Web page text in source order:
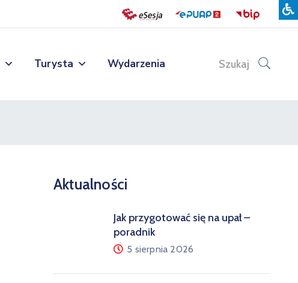
Turysta Wydarzenia Szukaj
Aktualności
Jak przygotować się na upał –
poradnik
5 sierpnia 2026